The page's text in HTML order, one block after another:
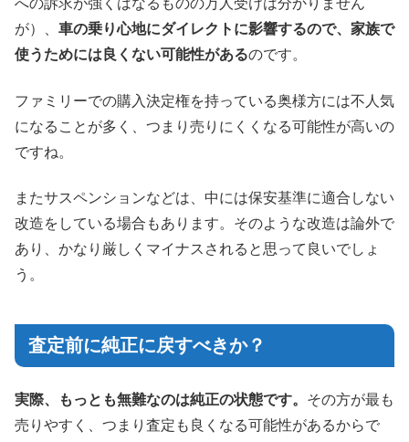
への訴求が強くはなるものの万人受けは分かりません
が）、 車の乗り心地にダイレクトに影響するので、家族で
使うためには良くない可能性があるのです。
ファミリーでの購入決定権を持っている奥様方には不人気
になることが多く、つまり売りにくくなる可能性が高いの
ですね。
またサスペンションなどは、中には保安基準に適合しない
改造をしている場合もあります。そのような改造は論外で
あり、かなり厳しくマイナスされると思って良いでしょ
う。
査定前に純正に戻すべきか？
実際、もっとも無難なのは純正の状態です。 その方が最も
売りやすく、つまり査定も良くなる可能性があるからで